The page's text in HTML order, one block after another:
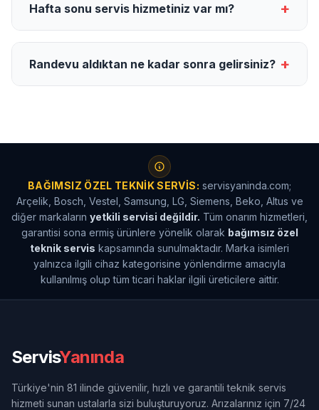
Hafta sonu servis hizmetiniz var mı? +
Randevu aldıktan ne kadar sonra gelirsiniz? +
BAĞIMSIZ ÖZEL TEKNIK SERVIS: servisyaninda.com;
Arçelik, Bosch, Vestel, Samsung, LG, Siemens, Beko, Altus ve
diğer markaların yetkili servisi değildir. Tüm onarım hizmetleri,
garantisi sona ermiş ürünlere yönelik olarak bağımsız özel
teknik servis kapsamında sunulmaktadır. Marka isimleri
yalnızca ilgili cihaz kategorisine yönlendirme amacıyla
kullanılmış olup tüm ticari haklar ilgili üreticilere aittir.
ServisYanında
Türkiye'nin 81 ilinde güvenilir, hızlı ve garantili teknik servis
hizmeti sunan ustalarla sizi buluşturuyoruz. Arızalarınız için 7/24